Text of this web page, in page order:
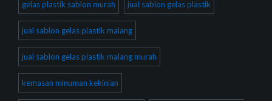
gelas plastik sablon murah jual sablon gelas plastik
jual sablon gelas plastik malang
jual sablon gelas plastik malang murah
kemasan minuman kekinian